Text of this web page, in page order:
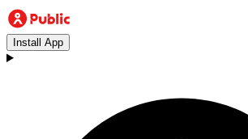
Install App